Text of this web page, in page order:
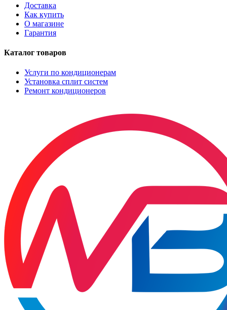
Доставка
Как купить
О магазине
Гарантия
Каталог товаров
Услуги по кондиционерам
Установка сплит систем
Ремонт кондиционеров